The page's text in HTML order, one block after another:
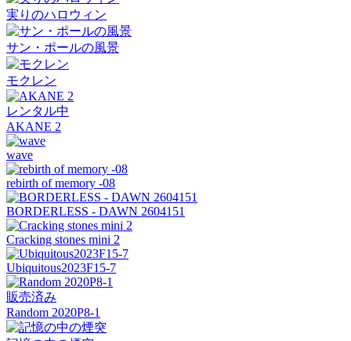
実りのハロウィン
サン・ポールの風景
モクレン
レンタル中
AKANE 2
wave
rebirth of memory -08
BORDERLESS - DAWN 2604151
Cracking stones mini 2
Ubiquitous2023F15-7
販売済み
Random 2020P8-1